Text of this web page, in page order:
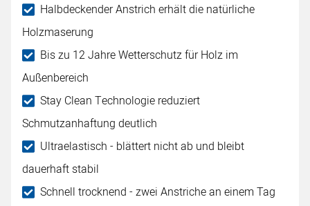
Halbdeckender Anstrich erhält die natürliche
Holzmaserung
Bis zu 12 Jahre Wetterschutz für Holz im
Außenbereich
Stay Clean Technologie reduziert
Schmutzanhaftung deutlich
Ultraelastisch - blättert nicht ab und bleibt
dauerhaft stabil
Schnell trocknend - zwei Anstriche an einem Tag